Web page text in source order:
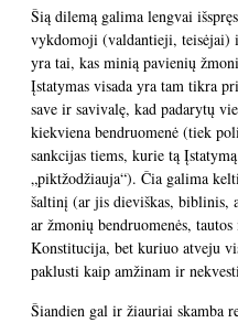
Šią dilemą galima lengvai
vykdomoji (valdantieji, teisėjai)
yra tai, kas minią pavienių
Įstatymas visada yra tam tikra
save ir savivalę, kad padarytų
kiekviena bendruomenė (tiek
sankcijas tiems, kurie tą
„piktžodžiauja“). Čia galima
šaltinį (ar jis dieviškas, biblinis,
ar žmonių bendruomenės,
Konstitucija, bet kuriuo atveju
paklusti kaip amžinam ir
Šiandien gal ir žiauriai skamba